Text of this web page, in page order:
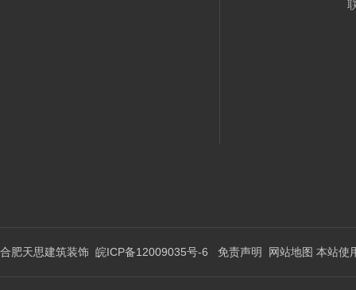
合肥天思建筑装饰 皖ICP备12009035号-6 免责声明 网站地图 本站使